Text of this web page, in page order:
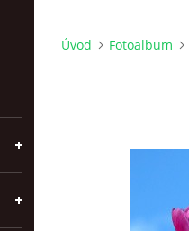
Úvod Fotoalbum